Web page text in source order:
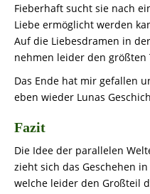
Fieberhaft sucht sie nach
Liebe ermöglicht werden
Auf die Liebesdramen in
nehmen leider den größten
Das Ende hat mir gefallen
eben wieder Lunas
Fazit
Die Idee der parallelen
zieht sich das Geschehen
welche leider den Großteil